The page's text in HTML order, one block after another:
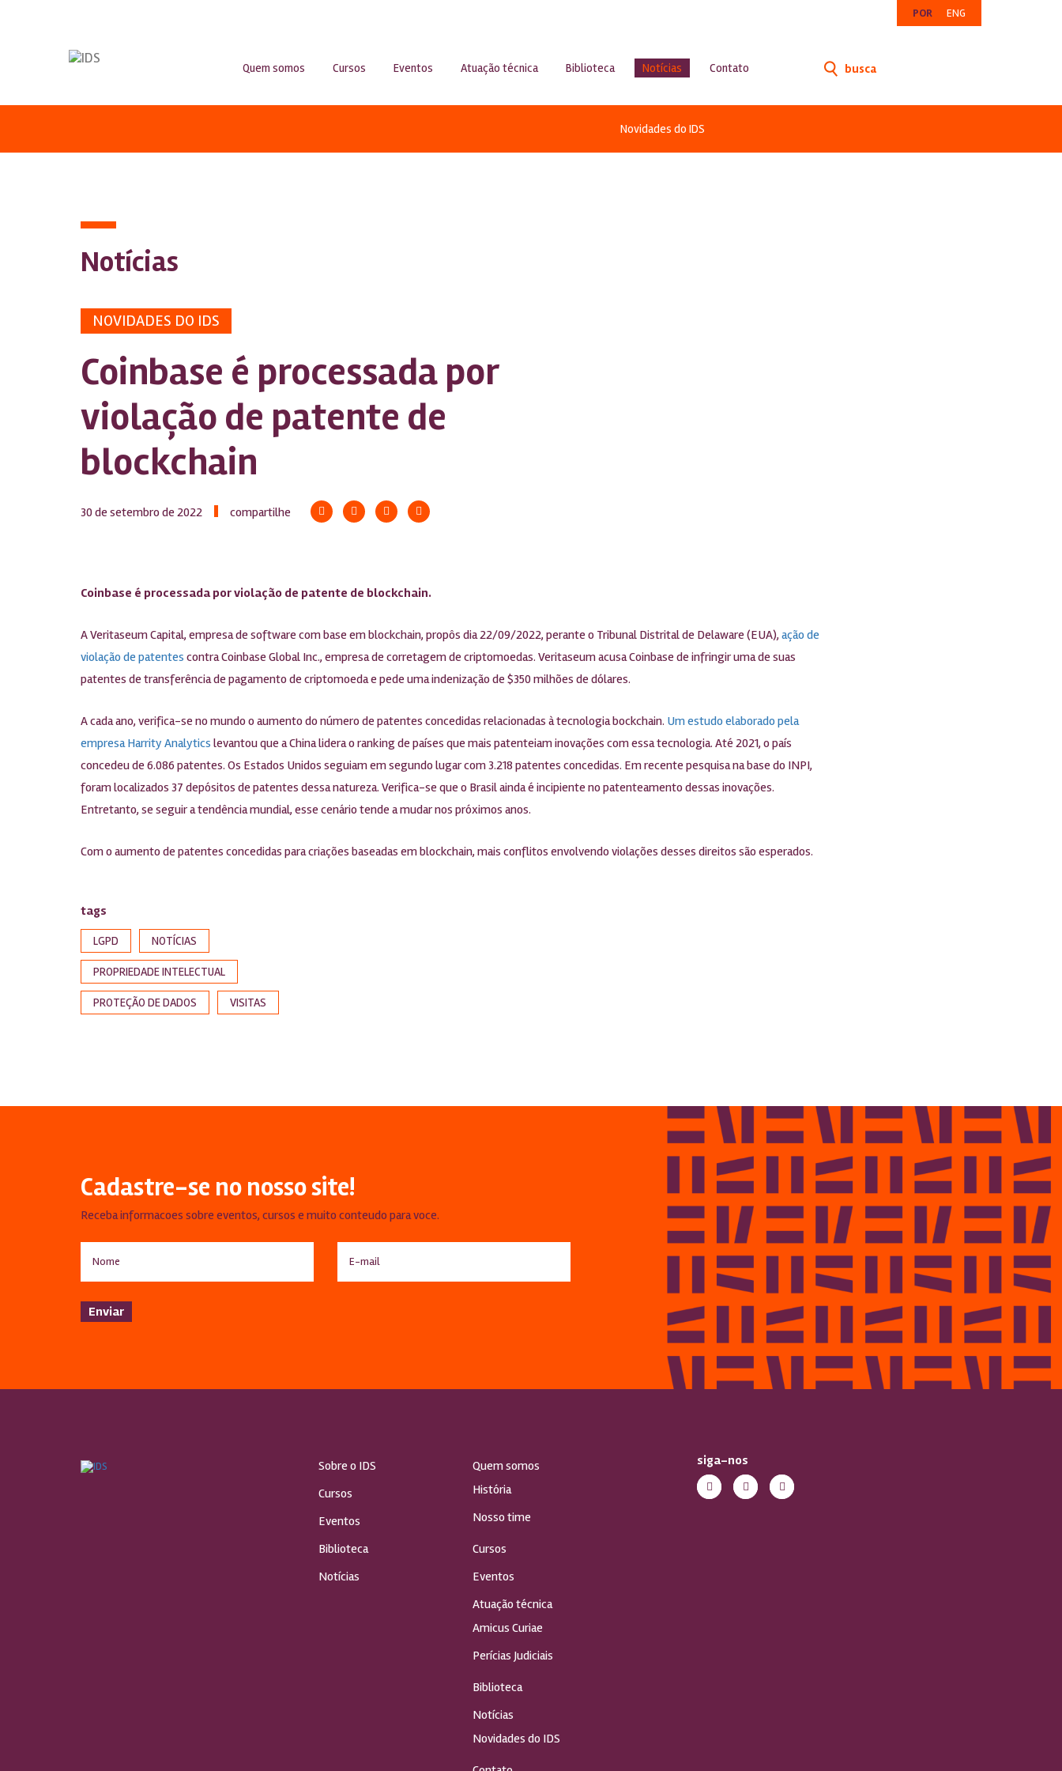
POR ENG
Quem somos Cursos Eventos Atuação técnica Biblioteca Notícias
Novidades do IDS
Contato busca
Notícias
NOVIDADES DO IDS
Coinbase é processada por
violação de patente de
blockchain
30 de setembro de 2022 compartilhe
Coinbase é processada por violação de patente de blockchain.
A Veritaseum Capital, empresa de software com base em blockchain, propôs dia 22/09/2022, perante o Tribunal Distrital de Delaware (EUA), ação de
violação de patentes contra Coinbase Global Inc., empresa de corretagem de criptomoedas. Veritaseum acusa Coinbase de infringir uma de suas
patentes de transferência de pagamento de criptomoeda e pede uma indenização de $350 milhões de dólares.
A cada ano, verifica-se no mundo o aumento do número de patentes concedidas relacionadas à tecnologia bockchain. Um estudo elaborado pela
empresa Harrity Analytics levantou que a China lidera o ranking de países que mais patenteiam inovações com essa tecnologia. Até 2021, o país
concedeu de 6.086 patentes. Os Estados Unidos seguiam em segundo lugar com 3.218 patentes concedidas. Em recente pesquisa na base do INPI,
foram localizados 37 depósitos de patentes dessa natureza. Verifica-se que o Brasil ainda é incipiente no patenteamento dessas inovações.
Entretanto, se seguir a tendência mundial, esse cenário tende a mudar nos próximos anos.
Com o aumento de patentes concedidas para criações baseadas em blockchain, mais conflitos envolvendo violações desses direitos são esperados.
tags
LGPD NOTÍCIAS
PROPRIEDADE INTELECTUAL
PROTEÇÃO DE DADOS VISITAS
Cadastre-se no nosso site!
Receba informacoes sobre eventos, cursos e muito conteudo para voce.
Sobre o IDS
Cursos
Eventos
Biblioteca
Notícias
Quem somos
História
Nosso time
Cursos
Eventos
Atuação técnica
Amicus Curiae
Perícias Judiciais
Biblioteca
Notícias
Novidades do IDS
siga-nos